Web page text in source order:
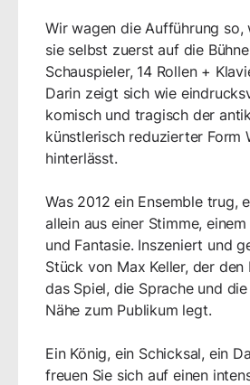
Wir wagen die Aufführung so,
sie selbst zuerst auf die
Schauspieler, 14 Rollen +
Darin zeigt sich wie
komisch und tragisch der
künstlerisch reduzierter Form
hinterlässt.
Was 2012 ein Ensemble trug,
allein aus einer Stimme,
und Fantasie. Inszeniert und
Stück von Max Keller, der den
das Spiel, die Sprache und
Nähe zum Publikum legt.
Ein König, ein Schicksal, ein
freuen Sie sich auf einen